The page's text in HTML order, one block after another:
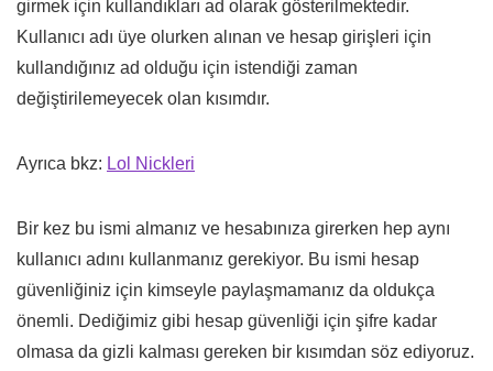
girmek için kullandıkları ad olarak gösterilmektedir.
Kullanıcı adı üye olurken alınan ve hesap girişleri için
kullandığınız ad olduğu için istendiği zaman
değiştirilemeyecek olan kısımdır.
Ayrıca bkz: Lol Nickleri
Bir kez bu ismi almanız ve hesabınıza girerken hep aynı
kullanıcı adını kullanmanız gerekiyor. Bu ismi hesap
güvenliğiniz için kimseyle paylaşmamanız da oldukça
önemli. Dediğimiz gibi hesap güvenliği için şifre kadar
olmasa da gizli kalması gereken bir kısımdan söz ediyoruz.